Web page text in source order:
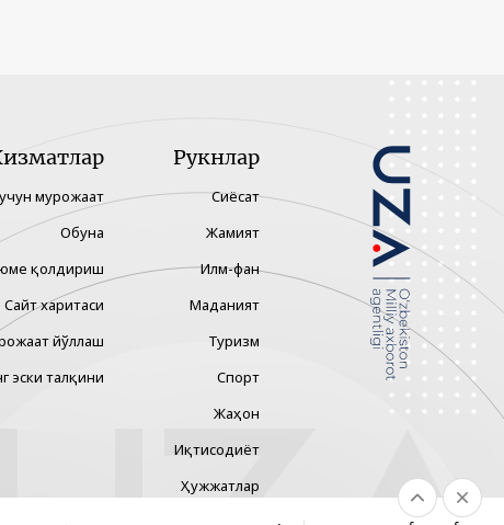
Рукнлар
Сиёсат
Жамият
Илм-фан
Маданият
Туризм
Спорт
Жаҳон
Иқтисодиёт
Ҳужжатлар
мурожаат
Обуна
қолдириш
Сайт харитаси
йўллаш
эски талқини